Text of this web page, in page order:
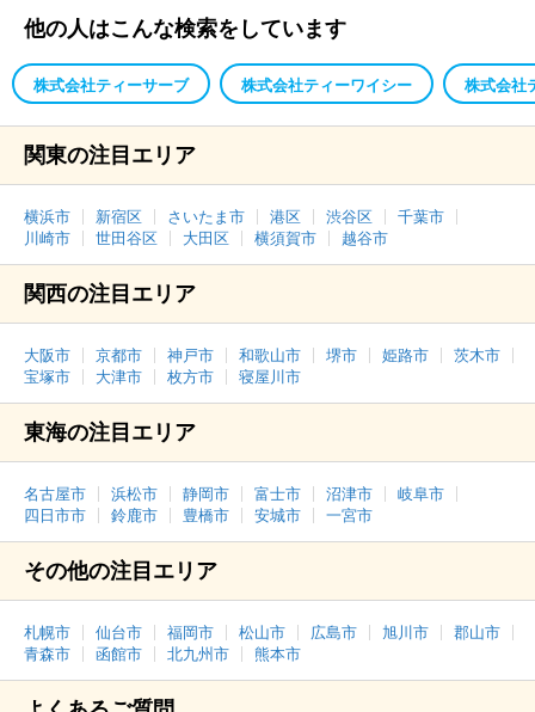
他の人はこんな検索をしています
株式会社ティーサーブ 株式会社ティーワイシー 株式会社
関東の注目エリア
横浜市 新宿区 さいたま市 港区 渋谷区
千葉市
川崎市
世田谷区 大田区 横須賀市 越谷市
関西の注目エリア
大阪市 京都市 神戸市 和歌山市 堺市 姫路市
茨木市
宝塚市
大津市 枚方市 寝屋川市
東海の注目エリア
名古屋市 浜松市 静岡市 富士市 沼津市
岐阜市
四日市市
鈴鹿市 豊橋市 安城市 一宮市
その他の注目エリア
札幌市 仙台市 福岡市 松山市 広島市 旭川市
郡山市
青森市
函館市 北九州市 熊本市